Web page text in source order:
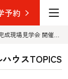
予約
ウスTOPICS